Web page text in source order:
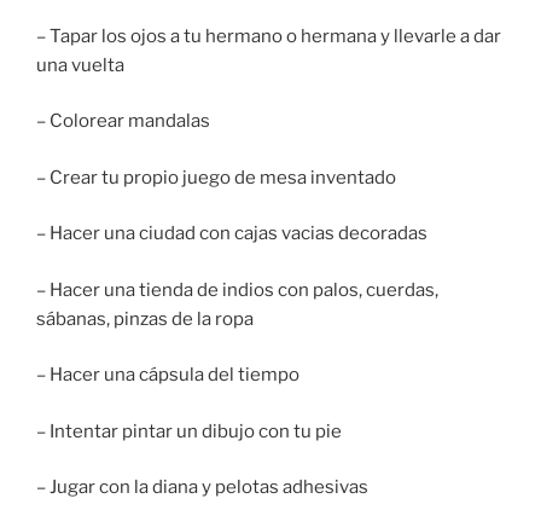
– Tapar los ojos a tu hermano o hermana y llevarle a dar
una vuelta
– Colorear mandalas
– Crear tu propio juego de mesa inventado
– Hacer una ciudad con cajas vacias decoradas
– Hacer una tienda de indios con palos, cuerdas,
sábanas, pinzas de la ropa
– Hacer una cápsula del tiempo
– Intentar pintar un dibujo con tu pie
– Jugar con la diana y pelotas adhesivas